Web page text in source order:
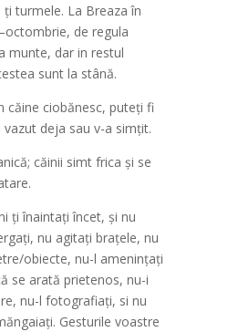
turmele. La Breaza în
de regula
munte, dar in restul
sunt la stână.
căine ciobănesc, puteți fi
vazut deja sau v-a simțit.
căinii simt frica și se
ți înaintați încet, și nu
nu agitați brațele, nu
obiecte, nu-l amenințați
se arată prietenos, nu-i
nu-l fotografiați, si nu
Gesturile voastre